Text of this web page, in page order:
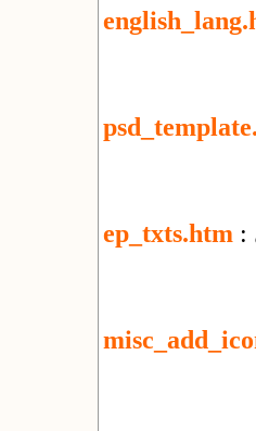
ep_txts.htm